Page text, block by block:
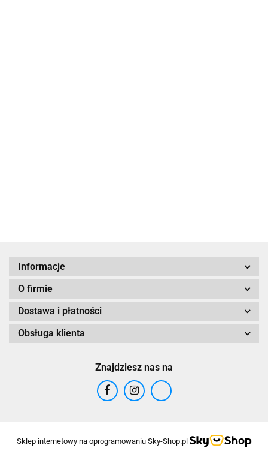
Informacje
O firmie
Dostawa i płatności
Obsługa klienta
Znajdziesz nas na
Sklep internetowy na oprogramowaniu Sky-Shop.pl